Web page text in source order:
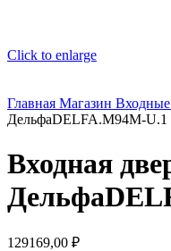
Click to enlarge
Главная Магазин Входные
ДельфаDELFA.M94M-U.1
Входная
129169,00 ₽